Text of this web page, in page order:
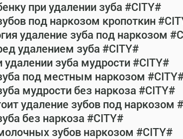
при удалении зуба #CITY#
под наркозом кропоткин
удаление зуба под наркозом
удалением зуба #CITY#
удалении зуба мудрости #CITY#
под местным наркозом
мудрости без наркоза #CITY#
удаление зубов под наркозом
без наркоза #CITY#
зубов наркозом #CITY#